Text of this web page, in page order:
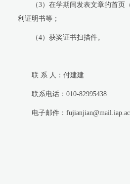
（3）在学期间发表文章的首页
利证明书等；
（4）获奖证书扫描件。
联 系 人：付建建
联系电话： 010-82995438
电子邮件：